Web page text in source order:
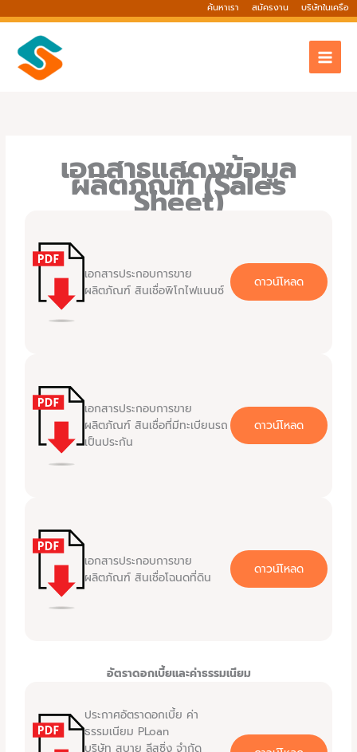
to
content
ค้นหาเรา สมัครงาน บริษัทในเครือ
เอกสารแสดงข้อมูล
ผลิตภัณฑ์(Sales
Sheet)
เอกสารประกอบการขาย
ผลิตภัณฑ์ สินเชื่อพิโกไฟแนนซ์
ดาวน์โหลด
เอกสารประกอบการขาย
ผลิตภัณฑ์ สินเชื่อที่มีทะเบียนรถ
เป็นประกัน
ดาวน์โหลด
เอกสารประกอบการขาย
ผลิตภัณฑ์ สินเชื่อโฉนดที่ดิน
ดาวน์โหลด
อัตราดอกเบี้ยและค่าธรรมเนียม
ประกาศอัตราดอกเบี้ย ค่า
ธรรมเนียม PLoan
บริษัท สบาย ลีสซิ่ง จำกัด